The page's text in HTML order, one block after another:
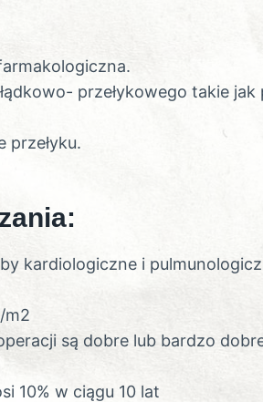
przełykowego takie jak
przełyku.
kardiologiczne i
m2
są dobre lub bardzo
10% w ciągu 10 lat